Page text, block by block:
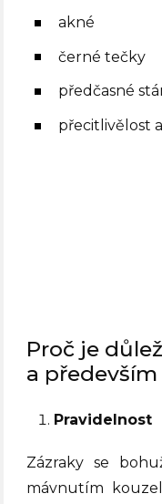
akné
černé tečky
předčasné
přecitlivělost
Proč je
a
Pravidelnost
Zázraky se
mávnutím